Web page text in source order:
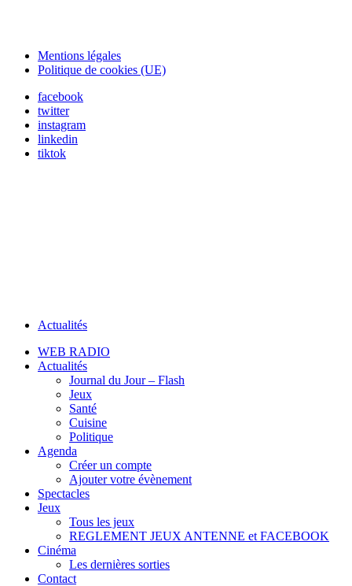
Mentions légales
Politique de cookies (UE)
facebook
twitter
instagram
linkedin
tiktok
Actualités
WEB RADIO
Actualités
Journal du Jour – Flash
Jeux
Santé
Cuisine
Politique
Agenda
Créer un compte
Ajouter votre évènement
Spectacles
Jeux
Tous les jeux
REGLEMENT JEUX ANTENNE et FACEBOOK
Cinéma
Les dernières sorties
Contact